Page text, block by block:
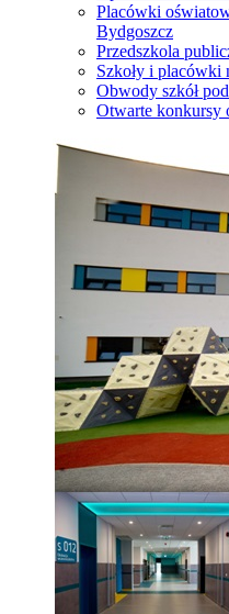
Placówki
Bydgoszcz
Przedszkola
Szkoły i placówki
Obwody szkół
Otwarte konkursy